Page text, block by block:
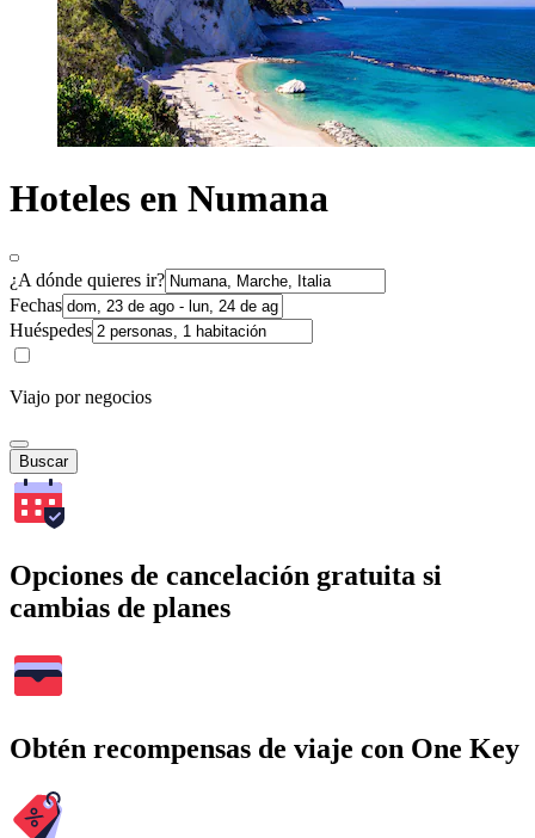
Hoteles en Numana
¿A dónde quieres ir?
Fechas
Huéspedes
Viajo por negocios
Buscar
Opciones de cancelación gratuita si
cambias de planes
Obtén recompensas de viaje con One Key